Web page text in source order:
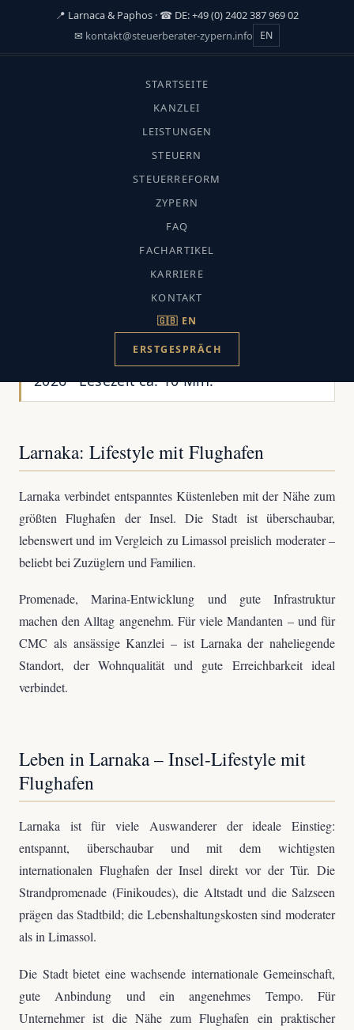
📍 Larnaca & Paphos · ☎ DE: +49 (0) 2402 387 969 02
✉ kontakt@steuerberater-zypern.info EN
STARTSEITE
KANZLEI
LEISTUNGEN
STEUERN
STEUERREFORM
ZYPERN
FAQ
FACHARTIKEL
KARRIERE
KONTAKT
🇬🇧 EN
ERSTGESPRÄCH
START
›
Auswandern nach Zypern
AUSWANDERN NACH ZYPERN
Leben in Larnaca:
Authentisch und zentral
CMC-Fachredaktion · Aktualisiert: Juli
2026 · Lesezeit ca. 10 Min.
Larnaka: Lifestyle mit Flughafen
Larnaka verbindet entspanntes Küstenleben mit der Nähe zum
größten Flughafen der Insel. Die Stadt ist überschaubar,
lebenswert und im Vergleich zu Limassol preislich moderater –
beliebt bei Zuzüglern und Familien.
Promenade, Marina-Entwicklung und gute Infrastruktur
machen den Alltag angenehm. Für viele Mandanten – und für
CMC als ansässige Kanzlei – ist Larnaka der naheliegende
Standort, der Wohnqualität und gute Erreichbarkeit ideal
verbindet.
Leben in Larnaka – Insel-Lifestyle mit
Flughafen
Larnaka ist für viele Auswanderer der ideale Einstieg:
entspannt, überschaubar und mit dem wichtigsten
internationalen Flughafen der Insel direkt vor der Tür. Die
Strandpromenade (Finikoudes), die Altstadt und die Salzseen
prägen das Stadtbild; die Lebenshaltungskosten sind moderater
als in Limassol.
Die Stadt bietet eine wachsende internationale Gemeinschaft,
gute Anbindung und ein angenehmes Tempo. Für
Unternehmer ist die Nähe zum Flughafen ein praktischer